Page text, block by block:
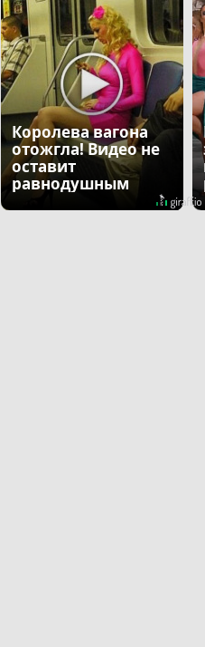
Королева вагона
отожгла! Видео не
оставит
равнодушным